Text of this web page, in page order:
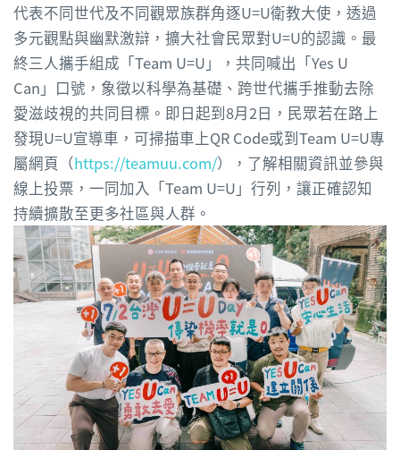
代表不同世代及不同觀眾族群角逐U=U衛教大使，透過
多元觀點與幽默激辯，擴大社會民眾對U=U的認識。最
終三人攜手組成「Team U=U」，共同喊出「Yes U
Can」口號，象徵以科學為基礎、跨世代攜手推動去除
愛滋歧視的共同目標。即日起到8月2日，民眾若在路上
發現U=U宣導車，可掃描車上QR Code或到Team U=U專
屬網頁（https://teamuu.com/），了解相關資訊並參與
線上投票，一同加入「Team U=U」行列，讓正確認知
持續擴散至更多社區與人群。